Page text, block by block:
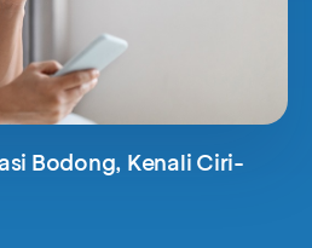
Bodong, Kenali Ciri-